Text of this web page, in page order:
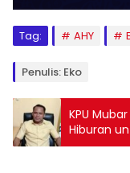
Tag: AHY
Penulis: Eko
KPU
Hiburan
Tahapan